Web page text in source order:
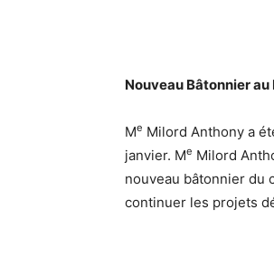
Nouveau Bâtonnier
Me Milord Anthony a
janvier. Me Milord
nouveau bâtonnier du
continuer les projets